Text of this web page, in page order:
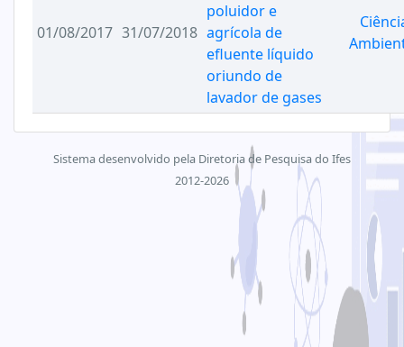
01/08/2017 31/07/2018
poluidor e
agrícola de
efluente líquido
oriundo de
lavador de gases
Sistema desenvolvido pela Diretoria de Pesquisa do Ifes
2012-2026